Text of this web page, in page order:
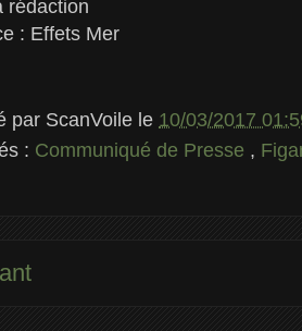
rédaction
: Effets Mer
par ScanVoile le 10/03/2017
: Communiqué de Presse ,